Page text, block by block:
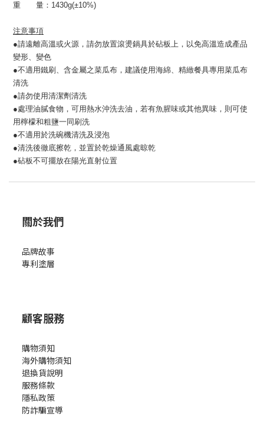
重 量： 1430g(±10%)
注意事項
●請遠離高溫或火源，請勿放置滾燙鍋具於砧板上，以免高溫造成產品
變形、變色
●不適用鐵刷、含金屬之菜瓜布，建議使用海綿、精緻餐具專用菜瓜布
清洗
●請勿使用清潔劑清洗
●處理油膩食物，可用熱水沖洗去油，若有魚腥味或其他異味，則可使
用檸檬和粗鹽一同刷洗
●不適用於洗碗機清洗及浸泡
●清洗後徹底擦乾，並置於乾燥通風處晾乾
●砧板不可擺放在陽光直射位置
關於我們
品牌故事
專利塗層
顧客服務
購物須知
海外購物須知
退換貨說明
服務條款
隱私政策
防詐騙宣導